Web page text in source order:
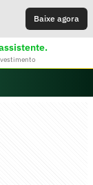
Baixe agora